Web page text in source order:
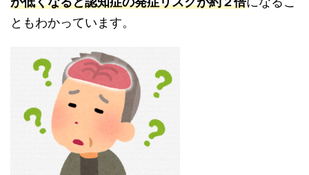
ともわかっています。